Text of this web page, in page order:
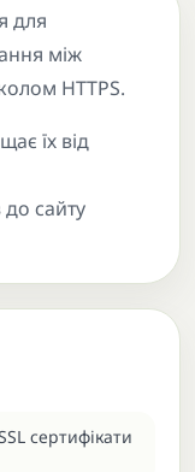
для
між
HTTPS.
їх від
до сайту
сертифікати